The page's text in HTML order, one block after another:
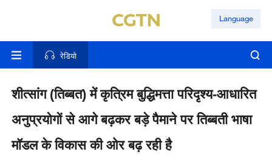
Language
रेडियो
शीत्सांग (तिब्बत) में कृत्रिम बुद्धिमत्ता परिदृश्य-आधारित
अनुप्रयोगों से आगे बढ़कर बड़े पैमाने पर तिब्बती भाषा
मॉडल के विकास की ओर बढ़ रही है